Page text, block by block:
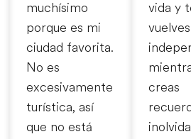
muchísimo
porque es mi
ciudad favorita.
No es
excesivamente
turística, así
que no está
vida y
creas